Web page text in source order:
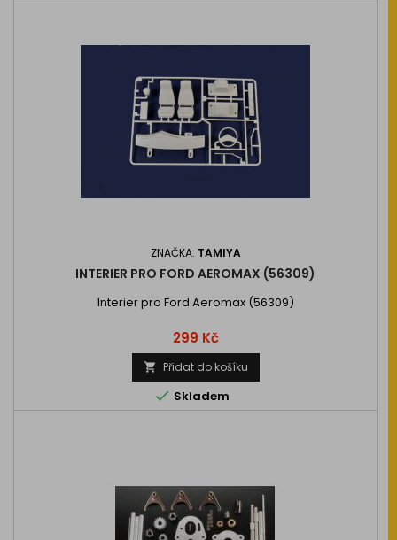
ZNAČKA: TAMIYA
INTERIER PRO FORD AEROMAX (56309)
Interier pro Ford Aeromax (56309)
Cena
299 Kč
 Přidat do košíku
 Skladem